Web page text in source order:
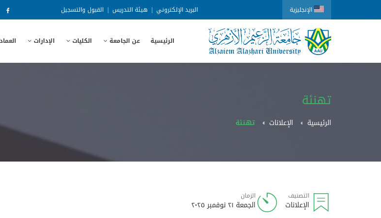
الإنجليزية البريد الإلكتروني | هيئة التدريس | القبول والتسجيل
الرئيسية عن الجامعة الكليات الإدارات
تهنئة
الرئيسية الإعلانات تهنئة
التصنيف
الإعلانات
الزمان
الجمعة ٢١ نوفمبر ٢٠٢٥